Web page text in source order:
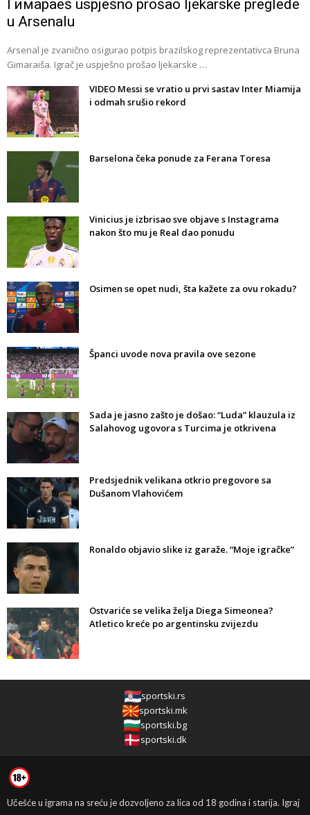
Гимараeš uspješno prošao ljekarske preglede
u Arsenalu
Arsenal je zvanično osigurao potpis brazilskog reprezentativca Bruna
Gimaraiša. Igrač je uspješno prošao ljekarske …
VIDEO Messi se vratio u prvi sastav Inter Miamija
i odmah srušio rekord
Barselona čeka ponude za Ferana Toresa
Vinicius je izbrisao sve objave s Instagrama
nakon što mu je Real dao ponudu
Osimen se opet nudi, šta kažete za ovu rokadu?
Španci uvode nova pravila ove sezone
Sada je jasno zašto je došao: “Luda” klauzula iz
Salahovog ugovora s Turcima je otkrivena
Predsjednik velikana otkrio pregovore sa
Dušanom Vlahovićem
Ronaldo objavio slike iz garaže. “Moje igračke”
Ostvariće se velika želja Diega Simeonea?
Atletico kreće po argentinsku zvijezdu
sportski.rs
sportski.mk
sportski.bg
sportski.dk
Učešće u igrama na sreću je dozvoljeno za lica od 18 godina i starija. Igraj